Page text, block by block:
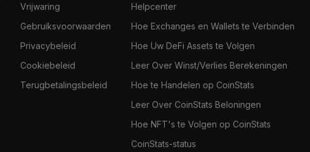
Vrijwaring
Gebruiksvoorwaarden
Privacybeleid
Cookiebeleid
Terugbetalingsbeleid
Helpcenter
Hoe Exchanges en Wallets te Verbinden
Hoe Uw DeFi Assets te Volgen
Leer Over Winst/Verlies Berekeningen
Hoe te Handelen op CoinStats
Leer Over CoinStats Beloningen
Hoe NFT's te Volgen op CoinStats
CoinStats-status